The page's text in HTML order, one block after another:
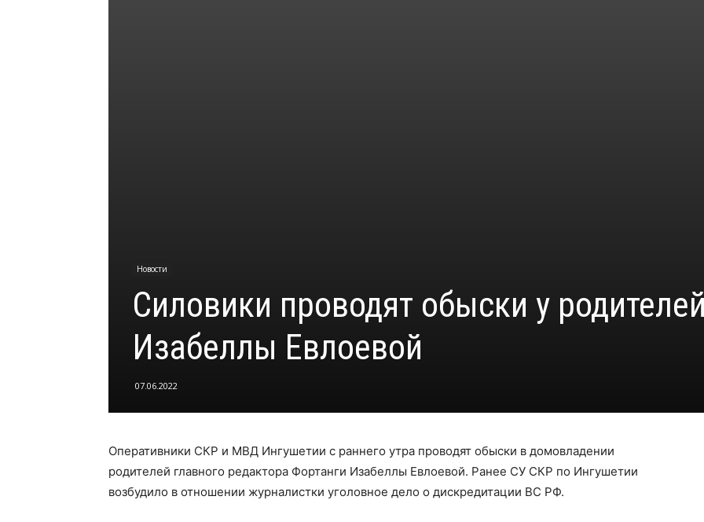
Новости
Силовики проводят обыски у
Изабеллы Евлоевой
07.06.2022
Оперативники СКР и МВД Ингушетии с раннего утра проводят обыски в домовладении
родителей главного редактора Фортанги Изабеллы Евлоевой. Ранее СУ СКР по Ингушетии
возбудило в отношении журналистки уголовное дело о дискредитации ВС РФ.